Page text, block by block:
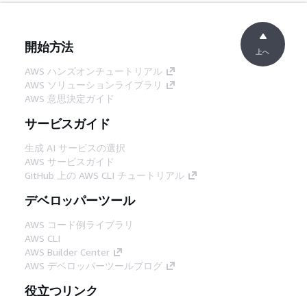
開始方法
AWS ハンズオンチュートリアル
AWS ソリューションライブラリ
AWS 意思決定ガイド
サービスガイド
生成 AI サービスの選択
AWS サービスガイド
GitHub 上の AWS CLI チュートリアル
デベロッパーツール
AWS コード例ライブラリ
AWS CLI
AWS Builder Center
AWS デベロッパーツールブログ
役立つリンク
上へ